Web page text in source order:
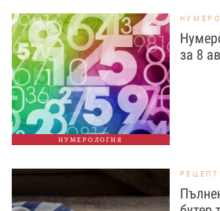
НУМЕРОЛОГИЯ
за 8